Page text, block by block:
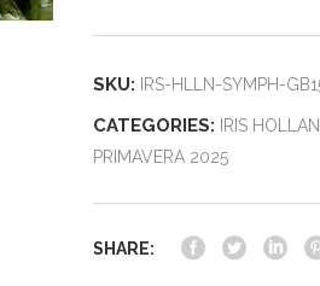
SKU: IRS-HLLN-SYMPH-
CATEGORIES: IRIS
PRIMAVERA 2025
SHARE: